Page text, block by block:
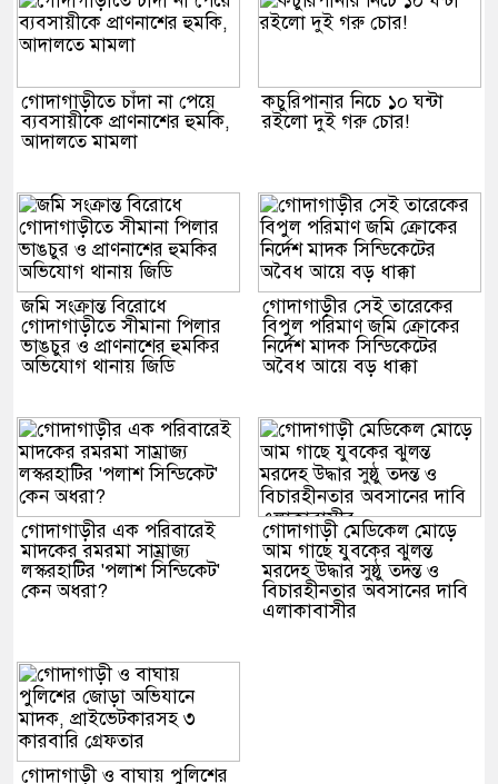
গোদাগাড়ীতে চাঁদা না পেয়ে
ব্যবসায়ীকে প্রাণনাশের হুমকি,
আদালতে মামলা
কচুরিপানার নিচে ১০ ঘন্টা
রইলো দুই গরু চোর!
জমি সংক্রান্ত বিরোধে
গোদাগাড়ীতে সীমানা পিলার
ভাঙচুর ও প্রাণনাশের হুমকির
অভিযোগ থানায় জিডি
গোদাগাড়ীর সেই তারেকের
বিপুল পরিমাণ জমি ক্রোকের
নির্দেশ মাদক সিন্ডিকেটের
অবৈধ আয়ে বড় ধাক্কা
গোদাগাড়ীর এক পরিবারেই
মাদকের রমরমা সাম্রাজ্য
লস্করহাটির 'পলাশ সিন্ডিকেট'
কেন অধরা?
গোদাগাড়ী মেডিকেল মোড়ে
আম গাছে যুবকের ঝুলন্ত
মরদেহ উদ্ধার সুষ্ঠু তদন্ত ও
বিচারহীনতার অবসানের দাবি
এলাকাবাসীর
গোদাগাড়ী ও বাঘায় পুলিশের